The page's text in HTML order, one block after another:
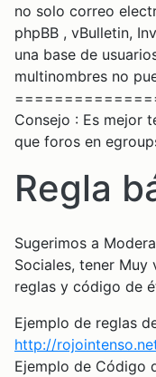
no solo correo
phpBB , vBulletin,
una base de
multinombres no
Consejo : Es mejor
que foros en
Regla
Sugerimos a
Sociales, tener Muy
reglas y código de
Ejemplo de reglas
http://
Ejemplo de Código